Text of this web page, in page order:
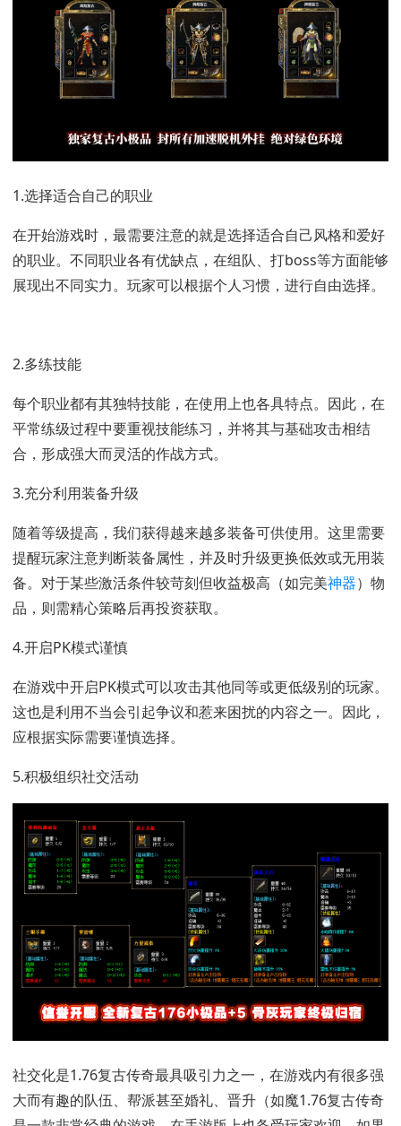
1.选择适合自己的职业
在开始游戏时，最需要注意的就是选择适合自己风格和爱好
的职业。不同职业各有优缺点，在组队、打boss等方面能够
展现出不同实力。玩家可以根据个人习惯，进行自由选择。
2.多练技能
每个职业都有其独特技能，在使用上也各具特点。因此，在
平常练级过程中要重视技能练习，并将其与基础攻击相结
合，形成强大而灵活的作战方式。
3.充分利用装备升级
随着等级提高，我们获得越来越多装备可供使用。这里需要
提醒玩家注意判断装备属性，并及时升级更换低效或无用装
备。对于某些激活条件较苛刻但收益极高（如完美神器）物
品，则需精心策略后再投资获取。
4.开启PK模式谨慎
在游戏中开启PK模式可以攻击其他同等或更低级别的玩家。
这也是利用不当会引起争议和惹来困扰的内容之一。因此，
应根据实际需要谨慎选择。
5.积极组织社交活动
社交化是1.76复古传奇最具吸引力之一，在游戏内有很多强
大而有趣的队伍、帮派甚至婚礼、晋升（如魔1.76复古传奇